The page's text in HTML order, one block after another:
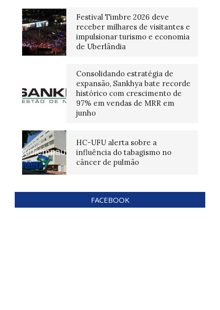
Festival Timbre 2026 deve
receber milhares de visitantes e
impulsionar turismo e economia
de Uberlândia
Consolidando estratégia de
expansão, Sankhya bate recorde
histórico com crescimento de
97% em vendas de MRR em
junho
HC-UFU alerta sobre a
influência do tabagismo no
câncer de pulmão
FACEBOOK